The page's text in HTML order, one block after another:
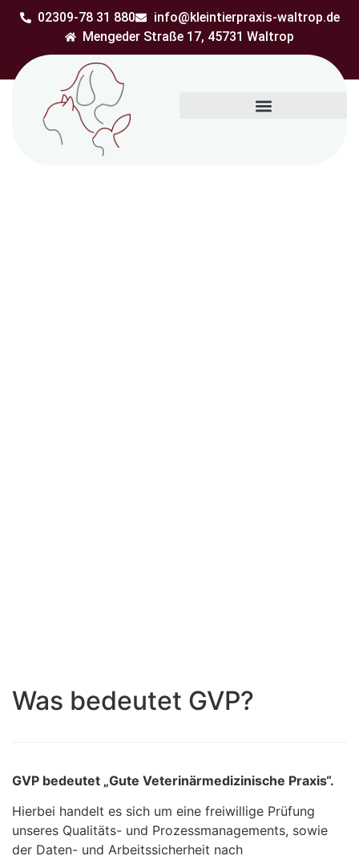
02309-78 31 880
info@kleintierpraxis-waltrop.de
Mengeder Straße 17, 45731 Waltrop
Was bedeutet GVP?
GVP bedeutet „Gute Veterinärmedizinische Praxis“.
Hierbei handelt es sich um eine freiwillige Prüfung
unseres Qualitäts- und Prozessmanagements, sowie
der Daten- und Arbeitssicherheit nach